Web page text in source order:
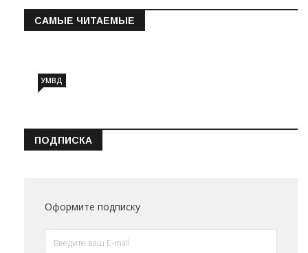
САМЫЕ ЧИТАЕМЫЕ
УМВД
ПОДПИСКА
Оформите подписку